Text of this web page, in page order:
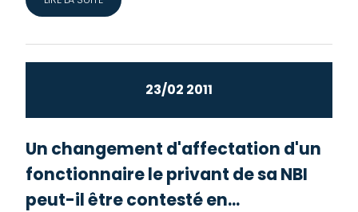
23/02 2011
Un changement d'affectation d'un
fonctionnaire le privant de sa NBI
peut-il être contesté en...